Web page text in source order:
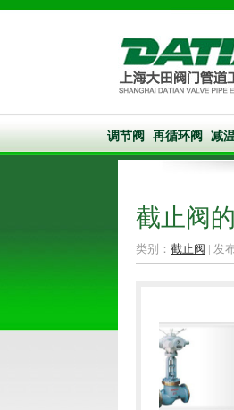
调节阀 再循环阀 减
截止阀
类别： 截止阀 | 发